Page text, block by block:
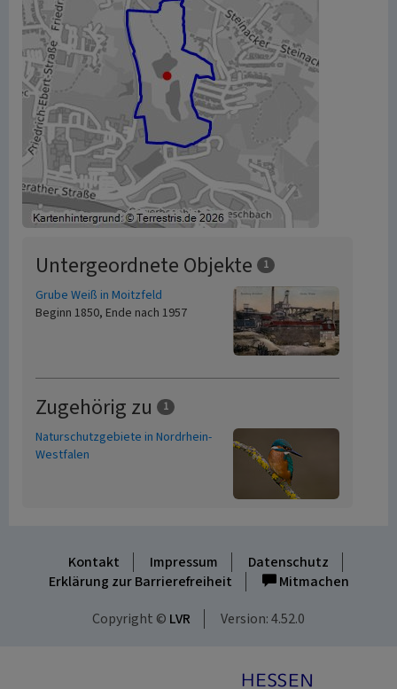
Untergeordnete Objekte 1
Grube Weiß in Moitzfeld
Beginn 1850, Ende nach 1957
Zugehörig zu 1
Naturschutzgebiete in Nordrhein-
Westfalen
Kontakt Impressum
Datenschutz
Erklärung zur Barrierefreiheit
Mitmachen
Copyright © LVR Version: 4.52.0